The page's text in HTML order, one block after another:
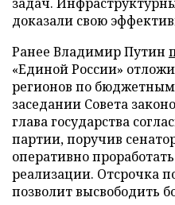
доказали свою
Ранее Владимир Путин
«Единой России»
регионов по
заседании Совета
глава государства
партии, поручив
оперативно
реализации. Отсрочка
позволит высвободить